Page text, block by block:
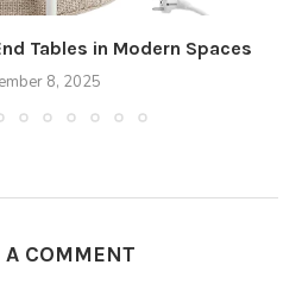
Tables in Modern Spaces
8, 2025
A COMMENT